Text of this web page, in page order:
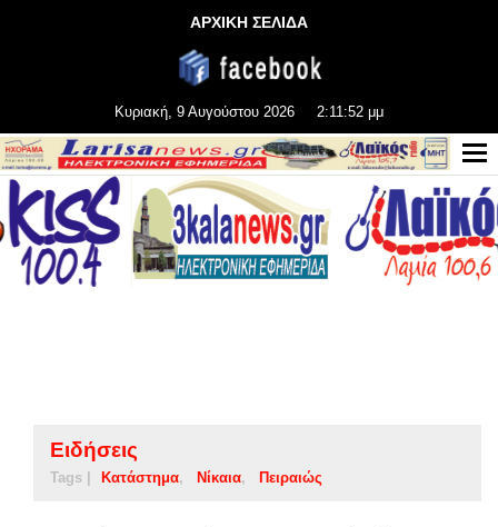
ΑΡΧΙΚΗ ΣΕΛΙΔΑ
Κυριακή, 9 Αυγούστου 2026 2:11:52 μμ
Ειδήσεις
Tags | Κατάστημα Νίκαια Πειραιώς